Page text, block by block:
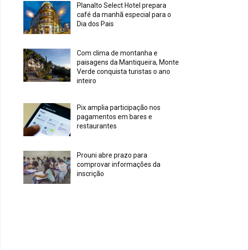
Planalto Select Hotel prepara
café da manhã especial para o
Dia dos Pais
Com clima de montanha e
paisagens da Mantiqueira, Monte
Verde conquista turistas o ano
inteiro
Pix amplia participação nos
pagamentos em bares e
restaurantes
Prouni abre prazo para
comprovar informações da
inscrição